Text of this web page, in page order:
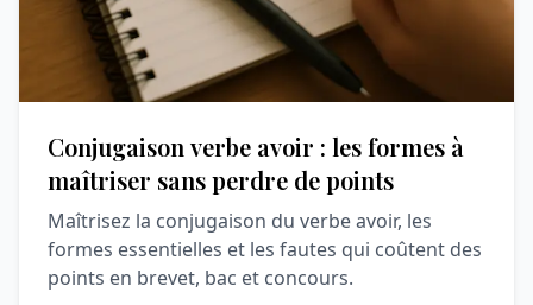
Conjugaison verbe avoir : les formes à
maîtriser sans perdre de points
Maîtrisez la conjugaison du verbe avoir, les
formes essentielles et les fautes qui coûtent des
points en brevet, bac et concours.